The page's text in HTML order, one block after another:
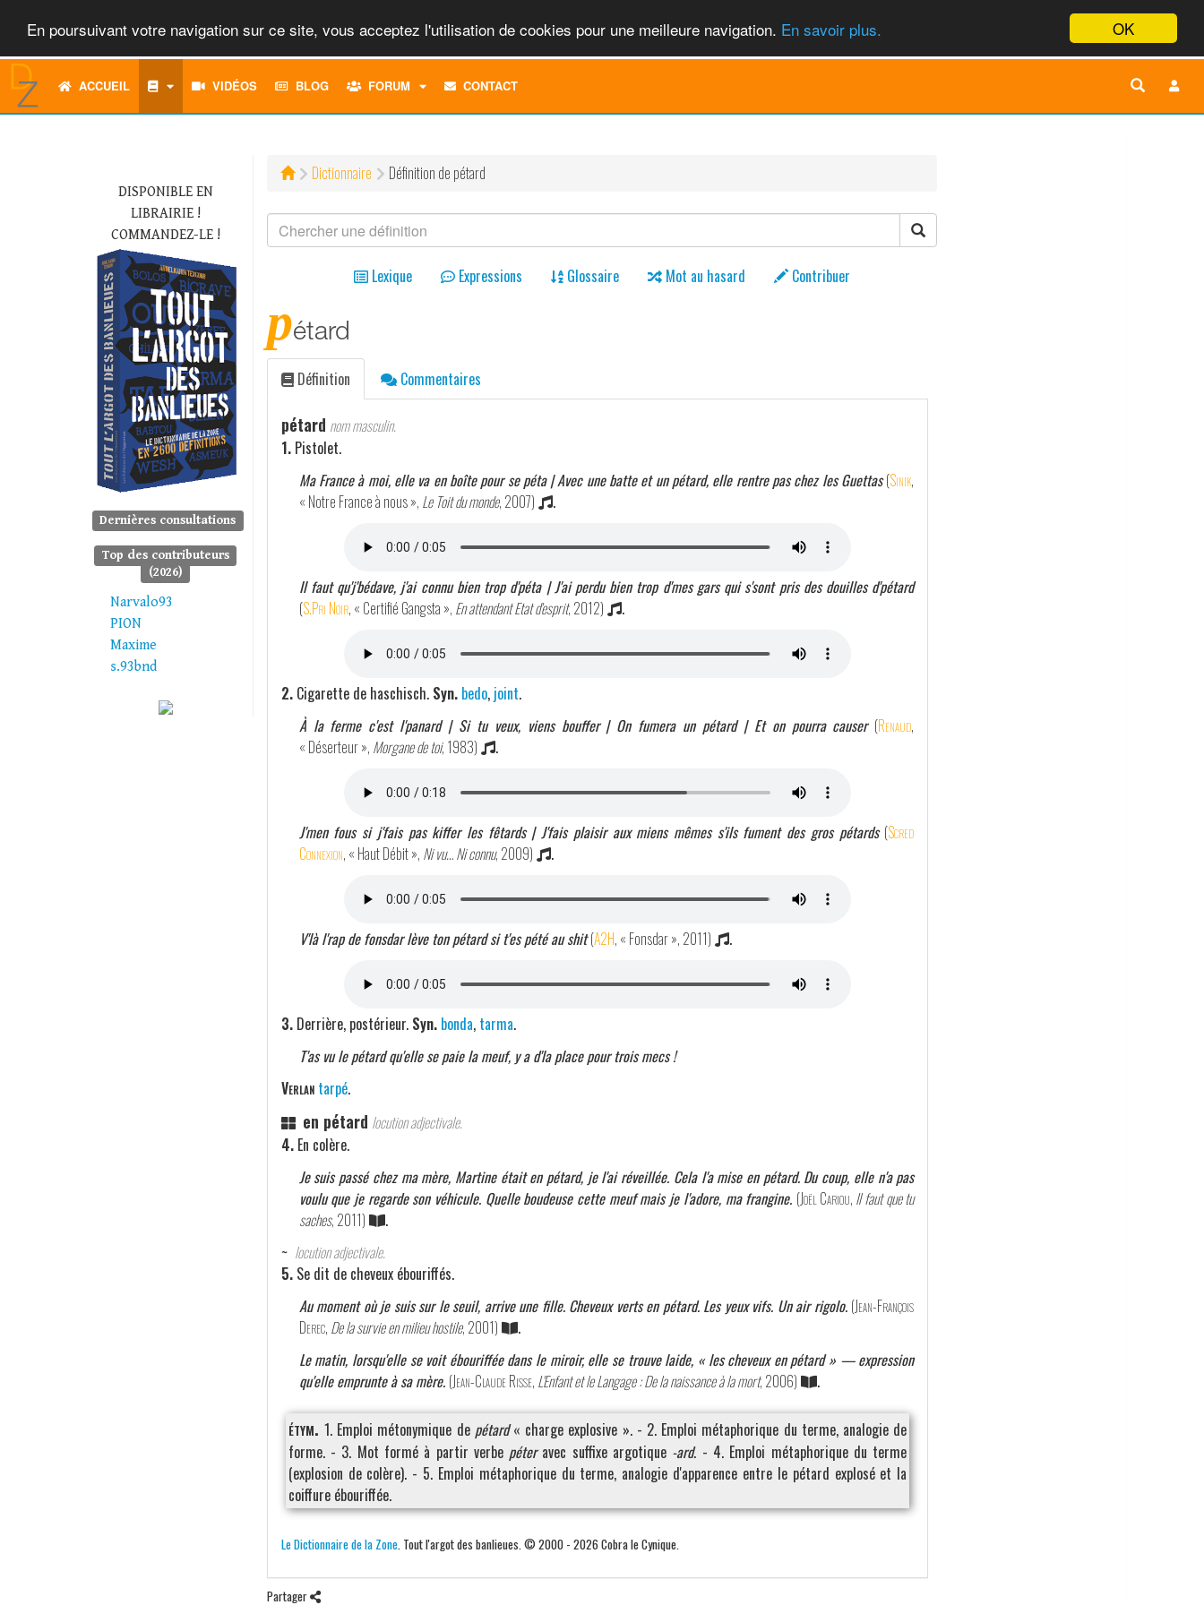
OK
En poursuivant votre navigation sur ce site, vous acceptez l'utilisation de cookies pour une meilleure navigation. En savoir plus.
ACCUEIL VIDÉOS BLOG FORUM
TOGGLECONTACT
DISPONIBLE EN
LIBRAIRIE !
COMMANDEZ-LE !
Dernières consultations
Top des contributeurs
(2026)
Narvalo93
PION
Maxime
s.93bnd
Dictionnaire Définition de pétard
Lexique Expressions Glossaire Mot au hasard Contribuer
pétard
Définition Commentaires
pétard nom masculin.
1. Pistolet.
Ma France à moi, elle va en boîte pour se péta | Avec une batte et un pétard, elle rentre pas chez les Guettas (Sinik,
« Notre France à nous », Le Toit du monde, 2007) .
Il faut qu'j'bédave, j'ai connu bien trop d'péta | J'ai perdu bien trop d'mes gars qui s'sont pris des douilles d'pétard
(S.Pri Noir, « Certifié Gangsta », En attendant Etat d'esprit, 2012) .
2. Cigarette de haschisch. Syn. bedo, joint.
À la ferme c'est l'panard | Si tu veux, viens bouffer | On fumera un pétard | Et on pourra causer (Renaud,
« Déserteur », Morgane de toi, 1983) .
J'men fous si j'fais pas kiffer les fêtards | J'fais plaisir aux miens mêmes s'ils fument des gros pétards (Scred
Connexion, « Haut Débit », Ni vu… Ni connu, 2009) .
V'là l'rap de fonsdar lève ton pétard si t'es pété au shit (A2H, « Fonsdar », 2011) .
3. Derrière, postérieur. Syn. bonda, tarma.
T'as vu le pétard qu'elle se paie la meuf, y a d'la place pour trois mecs !
Verlan tarpé.
en pétard locution adjectivale.
4. En colère.
Je suis passé chez ma mère, Martine était en pétard, je l'ai réveillée. Cela l'a mise en pétard. Du coup, elle n'a pas
voulu que je regarde son véhicule. Quelle boudeuse cette meuf mais je l'adore, ma frangine. (Joël Cariou, Il faut que tu
saches, 2011)
.
~ locution adjectivale.
5. Se dit de cheveux ébouriffés.
Au moment où je suis sur le seuil, arrive une fille. Cheveux verts en pétard. Les yeux vifs. Un air rigolo. (Jean-François
Derec, De la survie en milieu hostile, 2001)
.
Le matin, lorsqu'elle se voit ébouriffée dans le miroir, elle se trouve laide, « les cheveux en pétard » — expression
qu'elle emprunte à sa mère. (Jean-Claude Risse, L'Enfant et le Langage : De la naissance à la mort, 2006) .
étym. 1. Emploi métonymique de pétard« charge explosive ». - 2. Emploi métaphorique du terme, analogie de
forme. - 3. Mot formé à partir verbe péteravec suffixe argotique -ard. - 4. Emploi métaphorique du terme
(explosion de colère). - 5. Emploi métaphorique du terme, analogie d'apparence entre le pétard explosé et la
coiffure ébouriffée.
Le Dictionnaire de la Zone. Tout l'argot des banlieues. © 2000 - 2026 Cobra le Cynique.
Partager